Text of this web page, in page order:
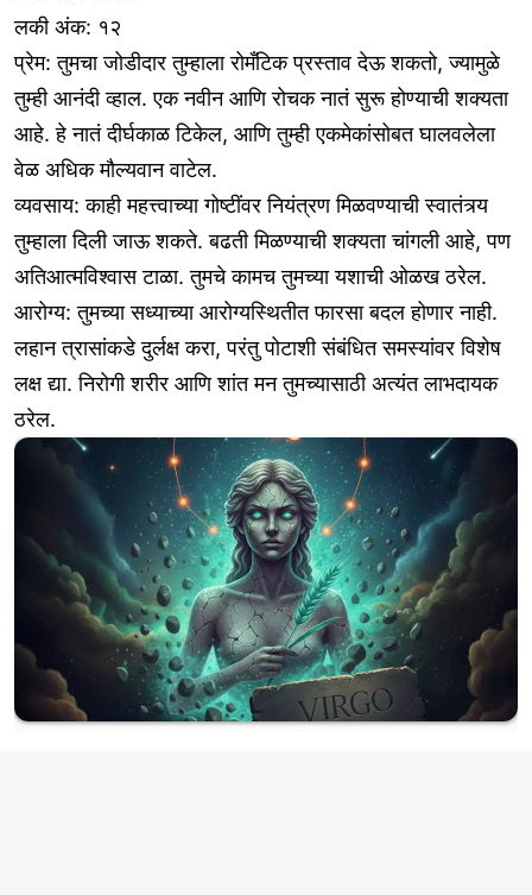
लकी अंक: १२
प्रेम: तुमचा जोडीदार तुम्हाला रोमँटिक प्रस्ताव देऊ शकतो, ज्यामुळे
तुम्ही आनंदी व्हाल. एक नवीन आणि रोचक नातं सुरू होण्याची शक्यता
आहे. हे नातं दीर्घकाळ टिकेल, आणि तुम्ही एकमेकांसोबत घालवलेला
वेळ अधिक मौल्यवान वाटेल.
व्यवसाय: काही महत्त्वाच्या गोष्टींवर नियंत्रण मिळवण्याची स्वातंत्र्य
तुम्हाला दिली जाऊ शकते. बढती मिळण्याची शक्यता चांगली आहे, पण
अतिआत्मविश्वास टाळा. तुमचे कामच तुमच्या यशाची ओळख ठरेल.
आरोग्य: तुमच्या सध्याच्या आरोग्यस्थितीत फारसा बदल होणार नाही.
लहान त्रासांकडे दुर्लक्ष करा, परंतु पोटाशी संबंधित समस्यांवर विशेष
लक्ष द्या. निरोगी शरीर आणि शांत मन तुमच्यासाठी अत्यंत लाभदायक
ठरेल.